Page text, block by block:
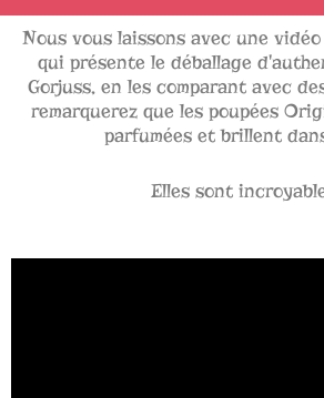
Nous vous laissons avec une
qui présente le déballage
Gorjuss, en les comparant avec
remarquerez que les poupées
parfumées et brillent
Elles sont